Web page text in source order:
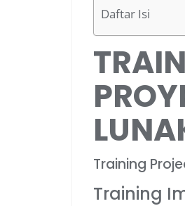
Daftar Isi
Training
Training